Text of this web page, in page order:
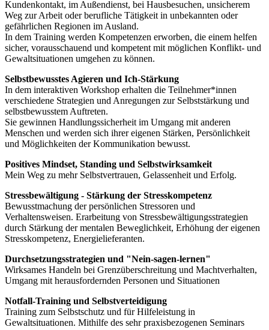
Kundenkontakt, im Außendienst, bei Hausbesuchen, unsicherem
Weg zur Arbeit oder berufliche Tätigkeit in unbekannten oder
gefährlichen Regionen im Ausland.
In dem Training werden Kompetenzen erworben, die einem helfen
sicher, vorausschauend und kompetent mit möglichen Konflikt- und
Gewaltsituationen umgehen zu können.
Selbstbewusstes Agieren und Ich-Stärkung
In dem interaktiven Workshop erhalten die Teilnehmer*innen
verschiedene Strategien und Anregungen zur Selbststärkung und
selbstbewusstem Auftreten.
Sie gewinnen Handlungssicherheit im Umgang mit anderen
Menschen und werden sich ihrer eigenen Stärken, Persönlichkeit
und Möglichkeiten der Kommunikation bewusst.
Positives Mindset, Standing und Selbstwirksamkeit
Mein Weg zu mehr Selbstvertrauen, Gelassenheit und Erfolg.
Stressbewältigung - Stärkung der Stresskompetenz
Bewusstmachung der persönlichen Stressoren und
Verhaltensweisen. Erarbeitung von Stressbewältigungsstrategien
durch Stärkung der mentalen Beweglichkeit, Erhöhung der eigenen
Stresskompetenz, Energielieferanten.
Durchsetzungsstrategien und "Nein-sagen-lernen"
Wirksames Handeln bei Grenzüberschreitung und Machtverhalten,
Umgang mit herausfordernden Personen und Situationen
Notfall-Training und Selbstverteidigung
Training zum Selbstschutz und für Hilfeleistung in
Gewaltsituationen. Mithilfe des sehr praxisbezogenen Seminars